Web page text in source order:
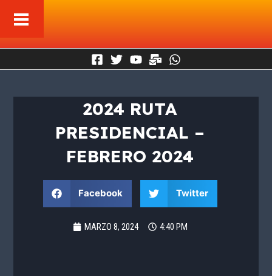
contenido
2024 RUTA
PRESIDENCIAL –
FEBRERO 2024
Facebook Twitter
MARZO 8, 2024 4:40 PM